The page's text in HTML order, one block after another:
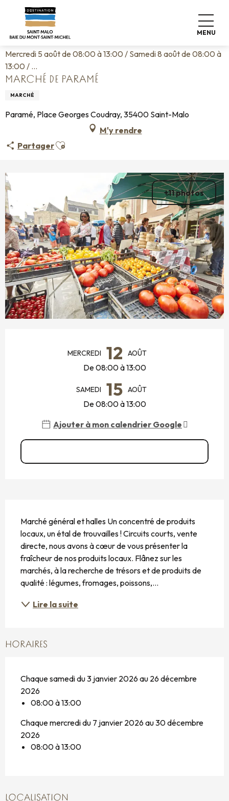
contenu
MENU
Accueil Vivre comme chez nous
Marché de Paramé
Mercredi 5 août de 08:00 à 13:00 / Samedi 8 août de 08:00 à
13:00 / ...
MARCHÉ DE PARAMÉ
MARCHÉ
Paramé, Place Georges Coudray, 35400 Saint-Malo
M'y rendre
PartagerAjouter aux favoris
+11 photos
MERCREDI 12 AOÛT
De 08:00 à 13:00
SAMEDI 15 AOÛT
De 08:00 à 13:00
Ajouter à mon calendrier Google
Marché général et halles Un concentré de produits
locaux, un étal de trouvailles ! Circuits courts, vente
directe, nous avons à cœur de vous présenter la
fraîcheur de nos produits locaux. Flânez sur les
marchés, à la recherche de trésors et de produits de
qualité : légumes, fromages, poissons,...
Lire la suite
HORAIRES
Chaque samedi du 3 janvier 2026 au 26 décembre
2026
08:00 à 13:00
Chaque mercredi du 7 janvier 2026 au 30 décembre
2026
08:00 à 13:00
LOCALISATION